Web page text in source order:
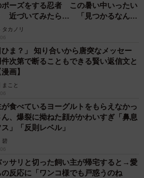
ポーズをする忍者 この暑い中いったい
近づいてみたら… 「見つかるなんて
タカノリ
ひま？」 知り合いから唐突なメッセー
次第で断ることもできる賢い返信文と
画】
まこと
食べているヨーグルトをもらえなかっ
ん、爆裂に拗ねた顔がかわいすぎ「鼻息
」「反則レベル」
碧
ッサリと切った飼い主が帰宅すると→愛
の反応に「ワンコ様でも戸惑うのね